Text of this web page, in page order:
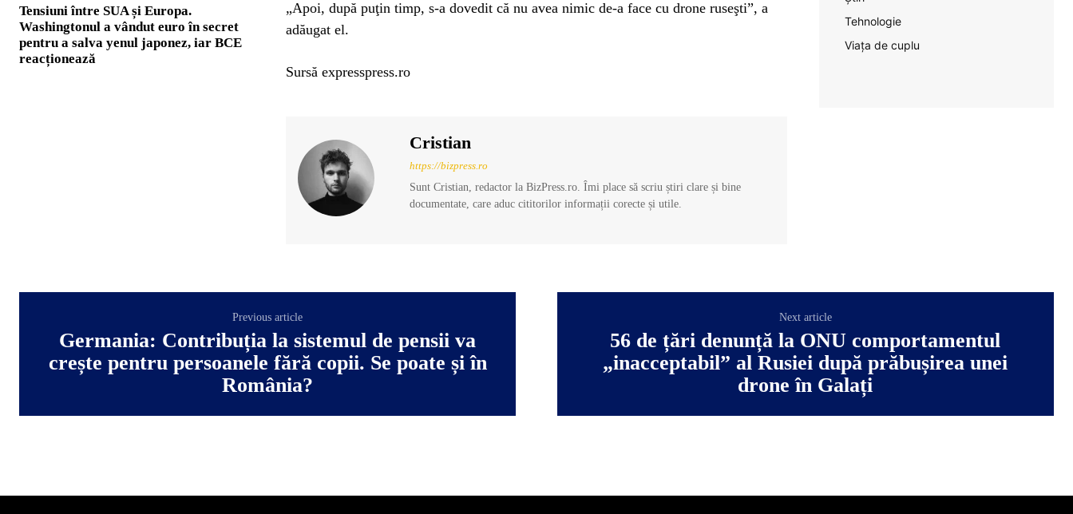
Tensiuni între SUA și Europa.
Washingtonul a vândut euro în secret
pentru a salva yenul japonez, iar BCE
reacționează
„Apoi, după puţin timp, s-a dovedit că nu avea nimic de-a face cu drone ruseşti”, a
adăugat el.
Sursă expresspress.ro
Cristian
https://bizpress.ro
Sunt Cristian, redactor la BizPress.ro. Îmi place să scriu știri clare și bine
documentate, care aduc cititorilor informații corecte și utile.
Tehnologie
Viața de cuplu
Previous article
Germania: Contribuția la sistemul de pensii va
crește pentru persoanele fără copii. Se poate și în
România?
Next article
56 de țări denunță la ONU comportamentul
„inacceptabil” al Rusiei după prăbușirea unei
drone în Galați